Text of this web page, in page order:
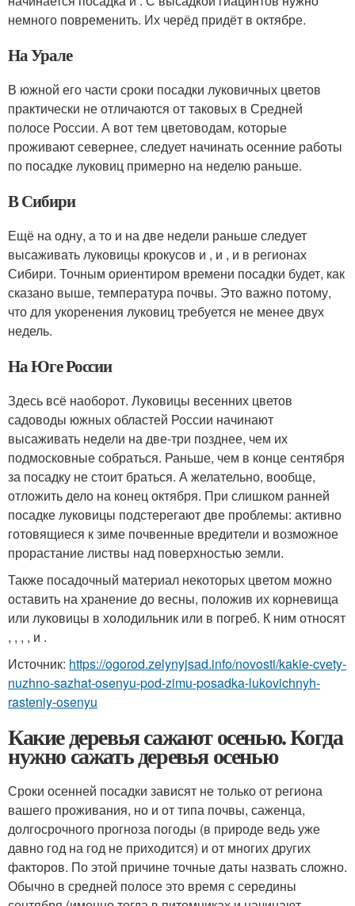
немного повременить. Их черёд придёт в октябре.
На Урале
В южной его части сроки посадки луковичных цветов
практически не отличаются от таковых в Средней
полосе России. А вот тем цветоводам, которые
проживают севернее, следует начинать осенние работы
по посадке луковиц примерно на неделю раньше.
В Сибири
Ещё на одну, а то и на две недели раньше следует
высаживать луковицы крокусов и , и , и в регионах
Сибири. Точным ориентиром времени посадки будет, как
сказано выше, температура почвы. Это важно потому,
что для укоренения луковиц требуется не менее двух
недель.
На Юге России
Здесь всё наоборот. Луковицы весенних цветов
садоводы южных областей России начинают
высаживать недели на две-три позднее, чем их
подмосковные собраться. Раньше, чем в конце сентября
за посадку не стоит браться. А желательно, вообще,
отложить дело на конец октября. При слишком ранней
посадке луковицы подстерегают две проблемы: активно
готовящиеся к зиме почвенные вредители и возможное
прорастание листвы над поверхностью земли.
Также посадочный материал некоторых цветом можно
оставить на хранение до весны, положив их корневища
или луковицы в холодильник или в погреб. К ним относят
, , , , и .
Источник: https://ogorod.zelynyjsad.info/novosti/kakie-cvety-
nuzhno-sazhat-osenyu-pod-zimu-posadka-lukovichnyh-
rasteniy-osenyu
Какие деревья сажают осенью. Когда
нужно сажать деревья осенью
Сроки осенней посадки зависят не только от региона
вашего проживания, но и от типа почвы, саженца,
долгосрочного прогноза погоды (в природе ведь уже
давно год на год не приходится) и от многих других
факторов. По этой причине точные даты назвать сложно.
Обычно в средней полосе это время с середины